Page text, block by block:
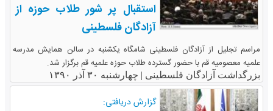
استقبال پر شور طلاب حوزه از
آزادگان فلسطینی
مراسم تجلیل از آزادگان فلسطینی شامگاه یکشنبه در سالن همایش مدرسه
علمیه معصومیه قم با حضور گسترده طلاب حوزه علمیه قم برگزار شد.
بزرگداشت آزادگان فلسطینی | چهارشنبه ۳۰ آذر ۱۳۹۰
گزارش دریافتی: